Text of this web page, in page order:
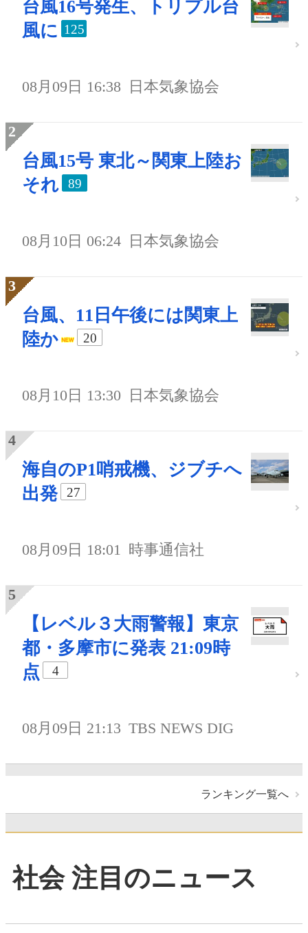
台風16号発生、トリプル台
風に 125
08月09日 16:38 日本気象協会
台風15号 東北～関東上陸お
それ
89
08月10日 06:24 日本気象協会
台風、11日午後には関東上
陸か
20
08月10日 13:30 日本気象協会
海自のP1哨戒機、ジブチへ
出発
27
08月09日 18:01 時事通信社
【レベル３大雨警報】東京
都・多摩市に発表 21:09時
点
4
08月09日 21:13 TBS NEWS DIG
ランキング一覧へ
社会 注目のニュース